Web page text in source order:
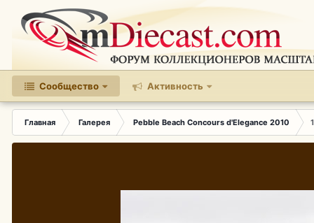
Сообщество Активность
Главная Галерея Pebble Beach Concours d'Elegance 2010